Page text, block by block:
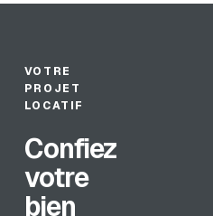
VOTRE
PROJET
LOCATIF
Confiez
votre
bien